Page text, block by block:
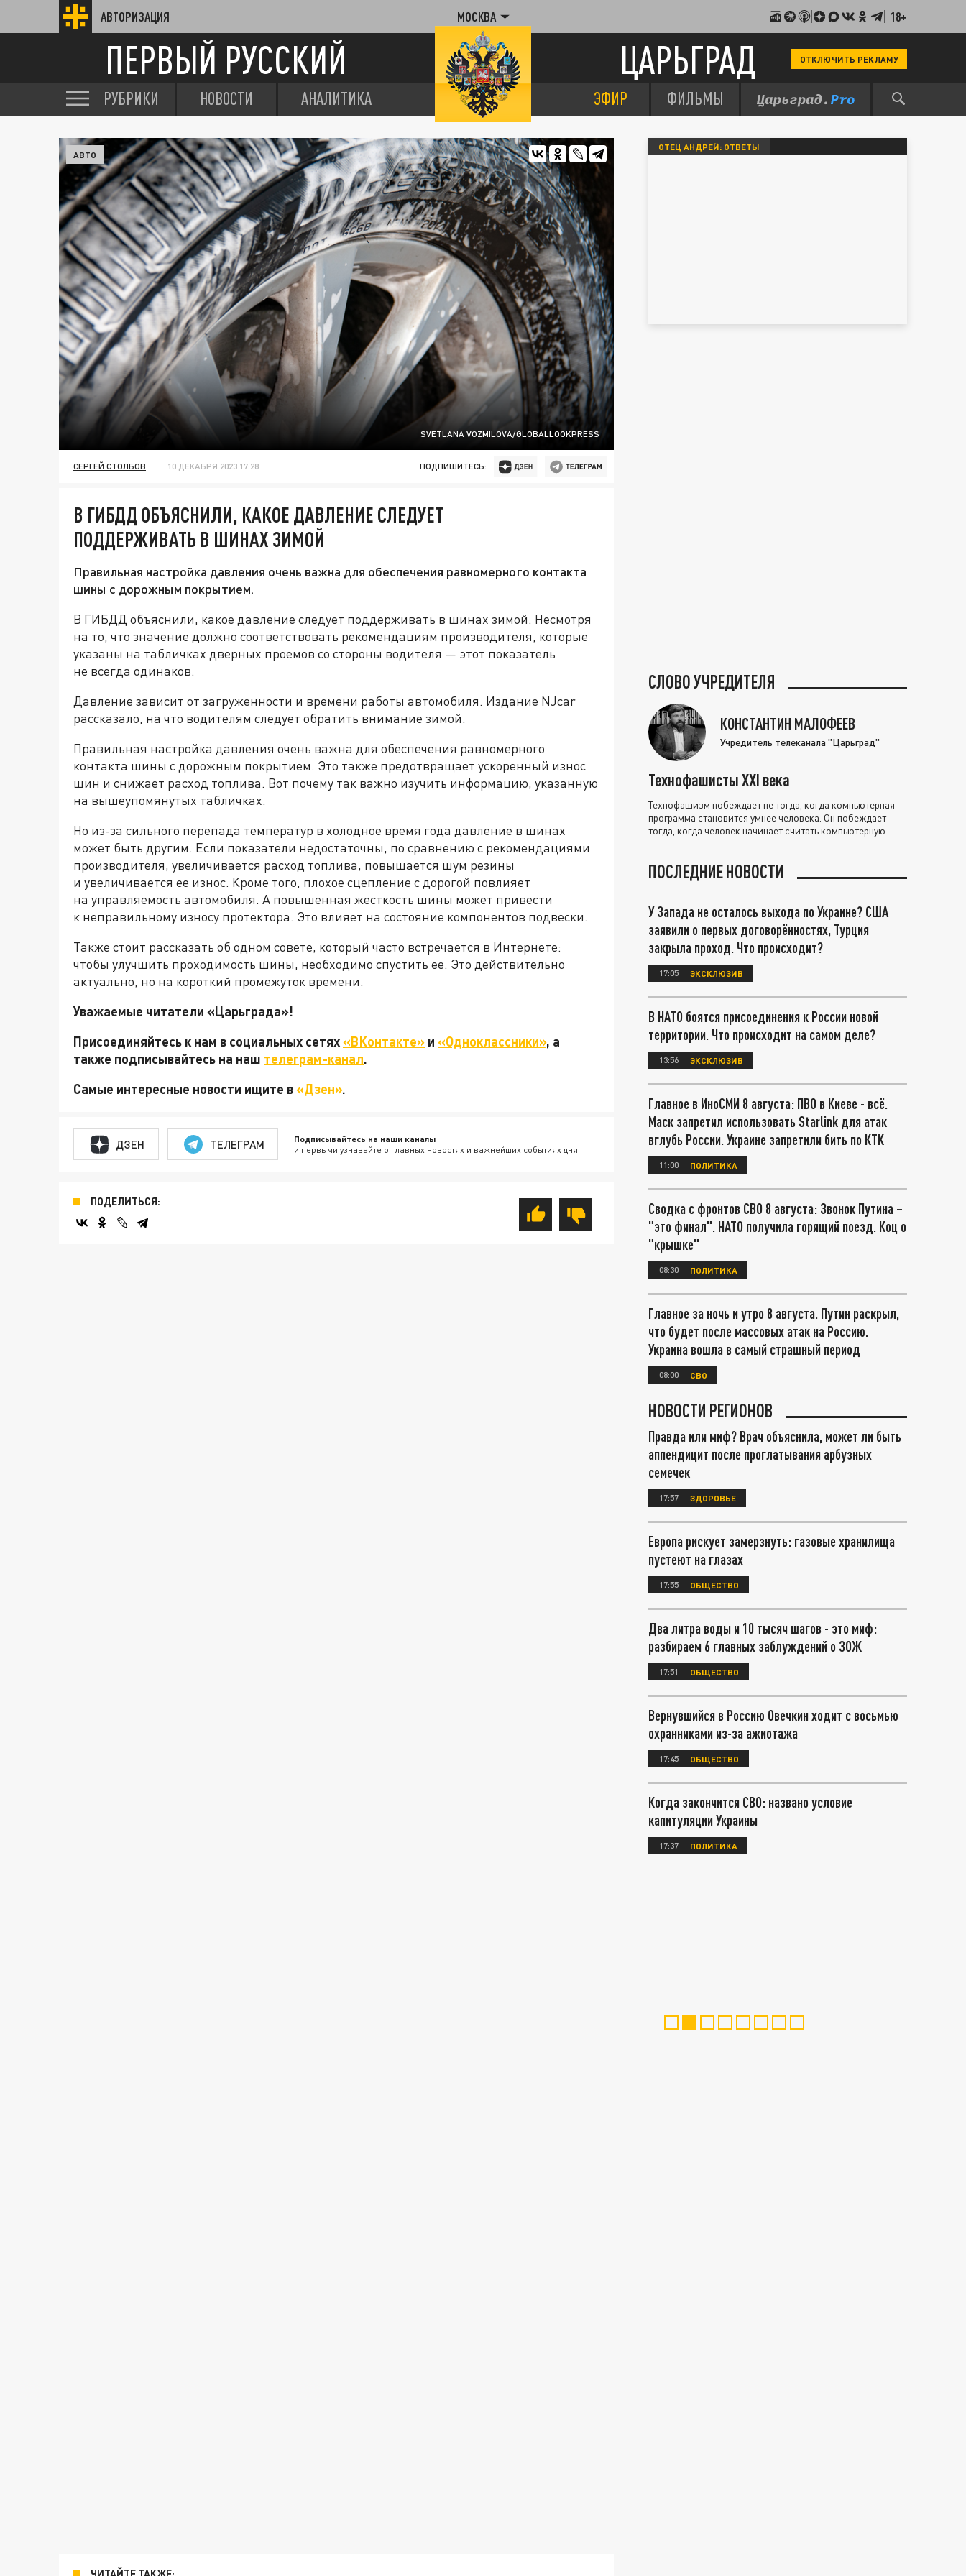
АВТОРИЗАЦИЯ МОСКВА 18+
ПЕРВЫЙ РУССКИЙ ЦАРЬГРАД ОТКЛЮЧИТЬ РЕКЛАМУ
РУБРИКИ НОВОСТИ АНАЛИТИКА ЭФИР ФИЛЬМЫ
SVETLANA VOZMILOVA/GLOBALLOOKPRESS
АВТО
СЕРГЕЙ СТОЛБОВ 10 ДЕКАБРЯ 2023 17:28 ПОДПИШИТЕСЬ:
В ГИБДД ОБЪЯСНИЛИ, КАКОЕ ДАВЛЕНИЕ СЛЕДУЕТ
ПОДДЕРЖИВАТЬ В ШИНАХ ЗИМОЙ
Правильная настройка давления очень важна для обеспечения равномерного контакта
шины с дорожным покрытием.
В ГИБДД объяснили, какое давление следует поддерживать в шинах зимой. Несмотря
на то, что значение должно соответствовать рекомендациям производителя, которые
указаны на табличках дверных проемов со стороны водителя — этот показатель
не всегда одинаков.
Давление зависит от загруженности и времени работы автомобиля. Издание NJcar
рассказало, на что водителям следует обратить внимание зимой.
Правильная настройка давления очень важна для обеспечения равномерного
контакта шины с дорожным покрытием. Это также предотвращает ускоренный износ
шин и снижает расход топлива. Вот почему так важно изучить информацию, указанную
на вышеупомянутых табличках.
Но из-за сильного перепада температур в холодное время года давление в шинах
может быть другим. Если показатели недостаточны, по сравнению с рекомендациями
производителя, увеличивается расход топлива, повышается шум резины
и увеличивается ее износ. Кроме того, плохое сцепление с дорогой повлияет
на управляемость автомобиля. А повышенная жесткость шины может привести
к неправильному износу протектора. Это влияет на состояние компонентов подвески.
Также стоит рассказать об одном совете, который часто встречается в Интернете:
чтобы улучшить проходимость шины, необходимо спустить ее. Это действительно
актуально, но на короткий промежуток времени.
Уважаемые читатели «Царьграда»!
Присоединяйтесь к нам в социальных сетях«ВКонтакте» и «Одноклассники», а
также подписывайтесь на наш телеграм-канал.
Самые интересные новости ищите в«Дзен».
ДЗЕН ТЕЛЕГРАМ Подписывайтесь на наши каналы
и первыми узнавайте о главных новостях и важнейших событиях дня.
ПОДЕЛИТЬСЯ:
ОТЕЦ АНДРЕЙ: ОТВЕТЫ
СЛОВО УЧРЕДИТЕЛЯ
КОНСТАНТИН МАЛОФЕЕВ
Учредитель телеканала "Царьград"
Технофашисты XXI века
Технофашизм побеждает не тогда, когда компьютерная
программа становится умнее человека. Он побеждает
тогда, когда человек начинает считать компьютерную
ПОСЛЕДНИЕ НОВОСТИ
У Запада не осталось выхода по Украине? США
заявили о первых договорённостях, Турция
закрыла проход. Что происходит?
17:05 ЭКСКЛЮЗИВ
В НАТО боятся присоединения к России новой
территории. Что происходит на самом деле?
13:56 ЭКСКЛЮЗИВ
Главное в ИноСМИ 8 августа: ПВО в Киеве - всё.
Маск запретил использовать Starlink для атак
вглубь России. Украине запретили бить по КТК
11:00 ПОЛИТИКА
Сводка с фронтов СВО 8 августа: Звонок Путина –
"это финал". НАТО получила горящий поезд. Коц о
"крышке"
08:30 ПОЛИТИКА
Главное за ночь и утро 8 августа. Путин раскрыл,
что будет после массовых атак на Россию.
Украина вошла в самый страшный период
08:00 СВО
НОВОСТИ РЕГИОНОВ
Правда или миф? Врач объяснила, может ли быть
аппендицит после проглатывания арбузных
семечек
17:57 ЗДОРОВЬЕ
Европа рискует замерзнуть: газовые хранилища
пустеют на глазах
17:55 ОБЩЕСТВО
Два литра воды и 10 тысяч шагов - это миф:
разбираем 6 главных заблуждений о ЗОЖ
17:51 ОБЩЕСТВО
Вернувшийся в Россию Овечкин ходит с восьмью
охранниками из-за ажиотажа
17:45 ОБЩЕСТВО
Когда закончится СВО: названо условие
капитуляции Украины
17:37 ПОЛИТИКА